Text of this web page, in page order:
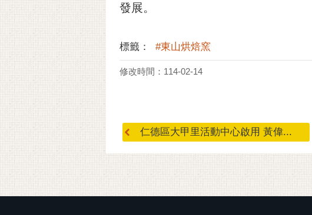
發展。
標籤： #東山烘焙窯
修改時間：114-02-14
仁德區大甲里活動中心啟用 黃偉...